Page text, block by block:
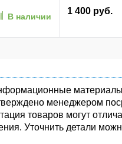
В наличии
бесшумная
(SPK7407B/01)
1 400 руб.
менеджером
товаров могут
Уточнить детали